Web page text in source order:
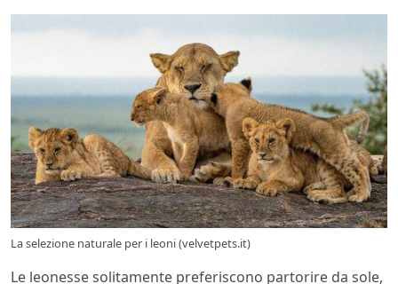
La selezione naturale per i leoni (velvetpets.it)
Le leonesse solitamente preferiscono partorire da sole,